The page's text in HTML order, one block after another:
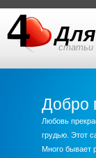
статьи
Добро
Любовь
грудью. Этот
Много бывает